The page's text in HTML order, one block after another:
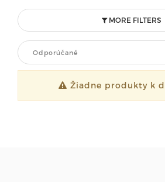
MORE FILTERS
Odporúčané
Žiadne produkty k